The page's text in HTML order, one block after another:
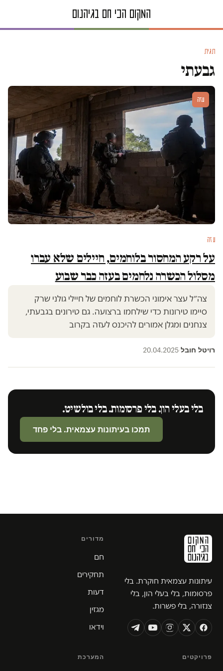
תגית
גבעתי
עזה
עזה
על רקע המחסור בלוחמים, חיילים שלא עברו
מסלול הכשרה נלחמים בעזה כבר שבוע
צה״ל עצר אימוני הכשרת לוחמים של חיילי גולני שרק
סיימו טירונות כדי שילחמו ברצועה. גם טירונים בגבעתי,
צנחנים ומגלן אמורים להיכנס לעזה בקרוב
רויטל חובל·
20.04.2025
בלי בעלי הון. בלי פרסומות. בלי בולשיט.
תמכו בעיתונות עצמאית. בלי פחד
עיתונות עצמאית חוקרת. בלי
פרסומות, בלי בעלי הון, בלי
צנזורה, בלי פשרות.
מדורים
חם
תחקירים
דעות
מגזין
וידאו
פרויקטים המערכת